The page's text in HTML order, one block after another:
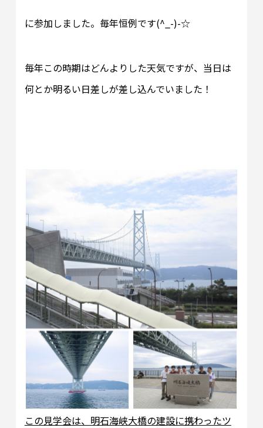
に参加しました。毎年恒例です(^_-)-☆
毎年この時期はどんよりした天気ですが、当日は
何とか明るい日差しが差し込んでいました！
この見学会は、明石海峡大橋の建設に携わったツ